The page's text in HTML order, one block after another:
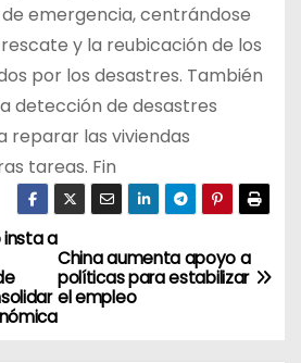
emergencia, centrándose
y la reubicación de los
por los desastres. También
detección de desastres
reparar las viviendas
tareas. Fin
China aumenta apoyo a
políticas para estabilizar
el empleo
insta a